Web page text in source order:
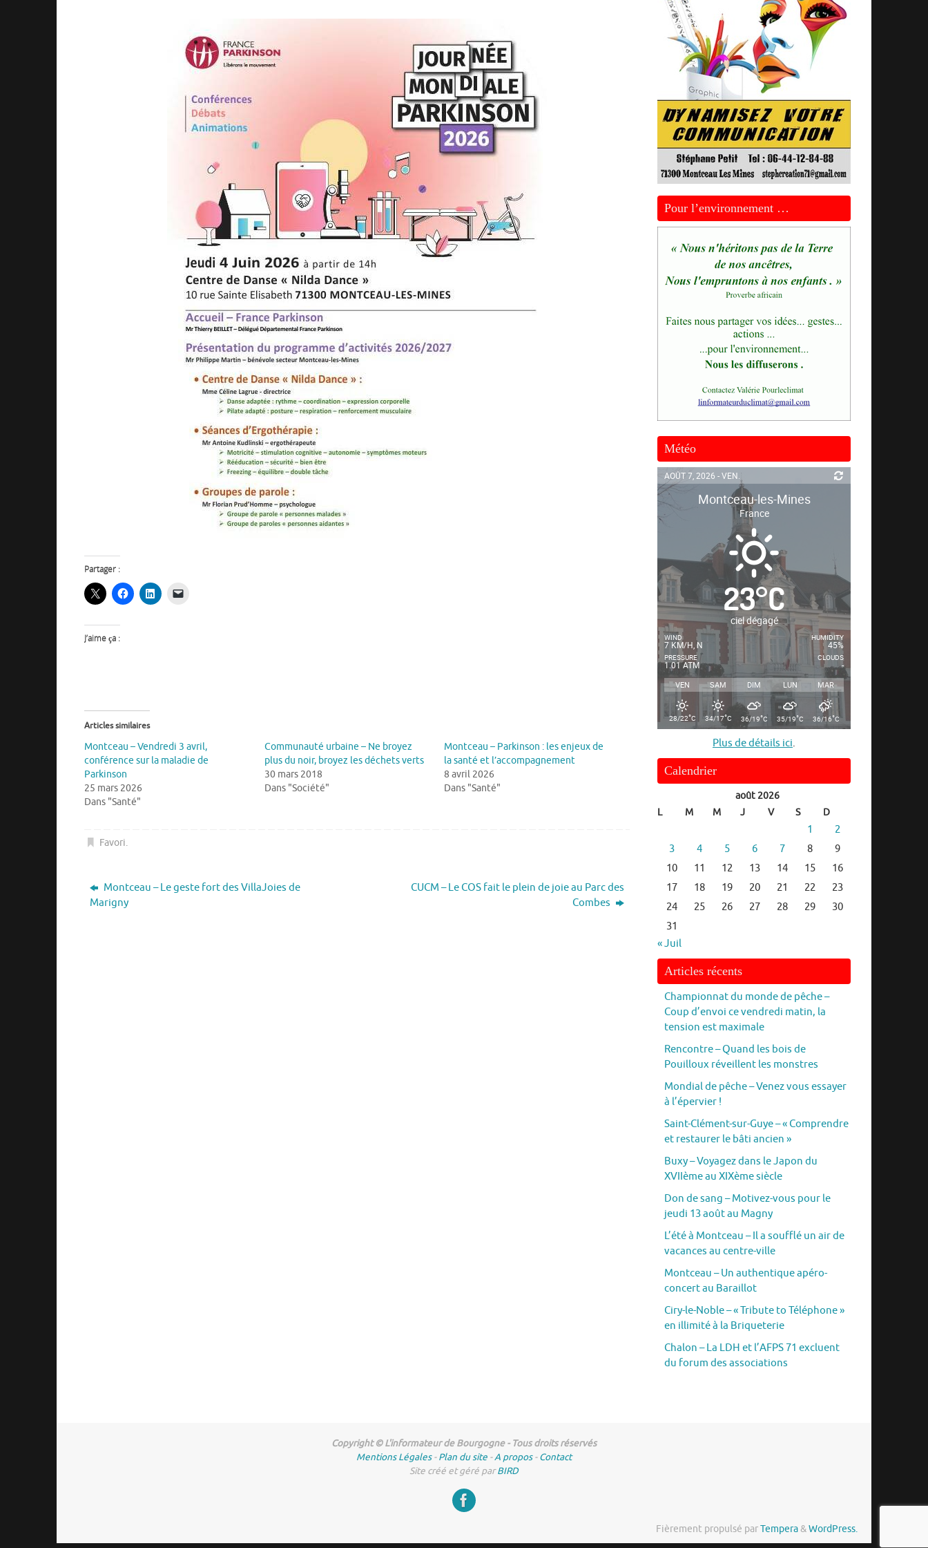
Partager :
J’aime ça :
Articles similaires
Montceau – Vendredi 3 avril,
conférence sur la maladie de
Parkinson
25 mars 2026
Dans "Santé"
Communauté urbaine – Ne broyez
plus du noir, broyez les déchets verts
30 mars 2018
Dans "Société"
Montceau – Parkinson : les enjeux de
la santé et l’accompagnement
8 avril 2026
Dans "Santé"
Favori.
Montceau – Le geste fort des VillaJoies de
Marigny
CUCM – Le COS fait le plein de joie au Parc des
Combes
Pour l’environnement …
Météo
AOÛT 7, 2026 - VEN.
Montceau-les-Mines
France
23°C
ciel dégagé
WIND
7 KM/H, N
PRESSURE
1.01 ATM
HUMIDITY
45%
CLOUDS
-
VEN SAM DIM LUN MAR
28/22°C 34/17°C 36/19°C 35/19°C 36/16°C
Plus de détails ici.
Calendrier
août 2026
L
M M J V S D
1
2
3
4 5 6 7 8
9
10
11 12 13 14 15
16
17
18 19 20 21 22
23
24
25 26 27 28 29
30
31
« Juil
Articles récents
Championnat du monde de pêche –
Coup d’envoi ce vendredi matin, la
tension est maximale
Rencontre – Quand les bois de
Pouilloux réveillent les monstres
Mondial de pêche – Venez vous essayer
à l’épervier !
Saint-Clément-sur-Guye – « Comprendre
et restaurer le bâti ancien »
Buxy – Voyagez dans le Japon du
XVIIème au XIXème siècle
Don de sang – Motivez-vous pour le
jeudi 13 août au Magny
L’été à Montceau – Il a soufflé un air de
vacances au centre-ville
Montceau – Un authentique apéro-
concert au Baraillot
Ciry-le-Noble – « Tribute to Téléphone »
en illimité à la Briqueterie
Chalon – La LDH et l’AFPS 71 excluent
du forum des associations
Copyright © L'informateur de Bourgogne - Tous droits réservés
Mentions Légales-Plan du site -A propos-Contact
Site créé et géré parBIRD
Fièrement propulsé parTempera&WordPress.